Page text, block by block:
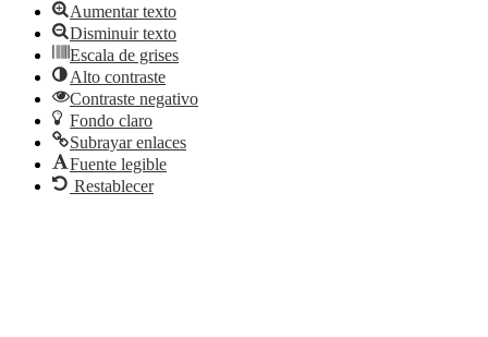
Aumentar texto
Disminuir texto
Escala de grises
Alto contraste
Contraste negativo
Fondo claro
Subrayar enlaces
Fuente legible
Restablecer